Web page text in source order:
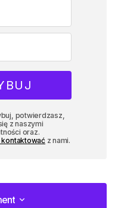
potwierdzasz,
z naszymi
oraz.
kontaktowaćz nami.